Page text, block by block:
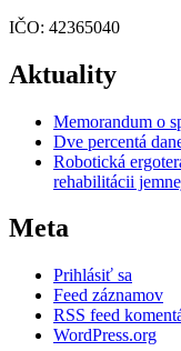
IČO: 42365040
Aktuality
Memorandum o
Dve percentá
Robotická
rehabilitácii
Meta
Prihlásiť sa
Feed záznamov
RSS feed
WordPress.org